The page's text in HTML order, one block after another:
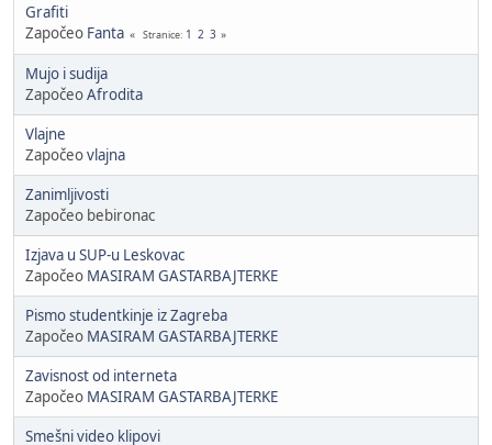
Grafiti
Započeo Fanta Stranice 1 2 3
Mujo i sudija
ZapočeoAfrodita
Vlajne
Započeovlajna
Zanimljivosti
Započeo bebironac
Izjava u SUP-u Leskovac
Započeo MASIRAM GASTARBAJTERKE
Pismo studentkinje iz Zagreba
Započeo MASIRAM GASTARBAJTERKE
Zavisnost od interneta
Započeo MASIRAM GASTARBAJTERKE
Smešni video klipovi